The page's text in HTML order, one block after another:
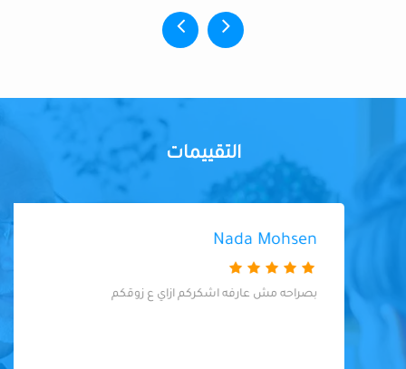
التقييمات
Nada Mohsen
بصراحه مش عارفه اشكركم ازاي ع زوقكم